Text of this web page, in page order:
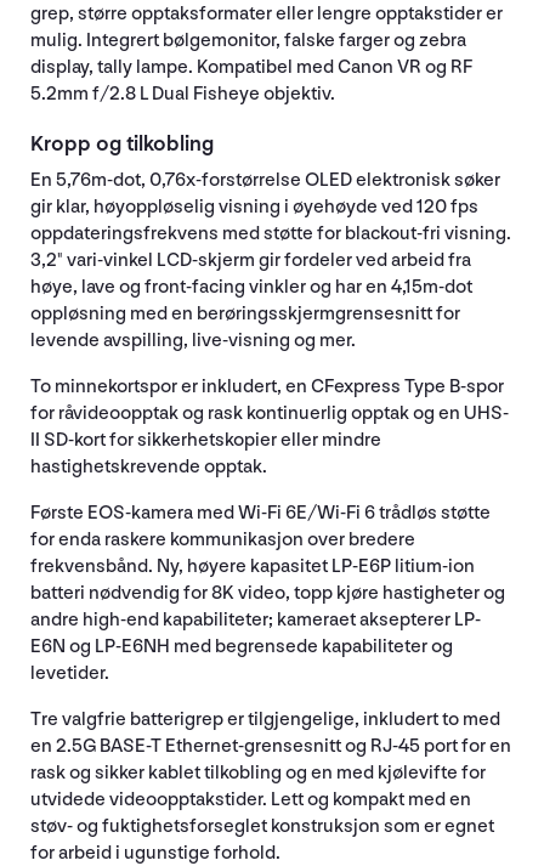
grep, større opptaksformater eller lengre opptakstider er
mulig. Integrert bølgemonitor, falske farger og zebra
display, tally lampe. Kompatibel med Canon VR og RF
5.2mm f/2.8 L Dual Fisheye objektiv.
Kropp og tilkobling
En 5,76m-dot, 0,76x-forstørrelse OLED elektronisk søker
gir klar, høyoppløselig visning i øyehøyde ved 120 fps
oppdateringsfrekvens med støtte for blackout-fri visning.
3,2" vari-vinkel LCD-skjerm gir fordeler ved arbeid fra
høye, lave og front-facing vinkler og har en 4,15m-dot
oppløsning med en berøringsskjermgrensesnitt for
levende avspilling, live-visning og mer.
To minnekortspor er inkludert, en CFexpress Type B-spor
for råvideoopptak og rask kontinuerlig opptak og en UHS-
II SD-kort for sikkerhetskopier eller mindre
hastighetskrevende opptak.
Første EOS-kamera med Wi-Fi 6E/Wi-Fi 6 trådløs støtte
for enda raskere kommunikasjon over bredere
frekvensbånd. Ny, høyere kapasitet LP-E6P litium-ion
batteri nødvendig for 8K video, topp kjøre hastigheter og
andre high-end kapabiliteter; kameraet aksepterer LP-
E6N og LP-E6NH med begrensede kapabiliteter og
levetider.
Tre valgfrie batterigrep er tilgjengelige, inkludert to med
en 2.5G BASE-T Ethernet-grensesnitt og RJ-45 port for en
rask og sikker kablet tilkobling og en med kjølevifte for
utvidede videoopptakstider. Lett og kompakt med en
støv- og fuktighetsforseglet konstruksjon som er egnet
for arbeid i ugunstige forhold.